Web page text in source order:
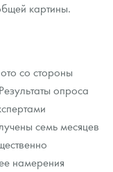
картины.
со стороны
опроса
семь месяцев
намерения